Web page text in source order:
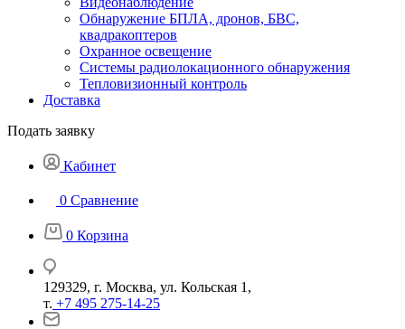
Обнаружение БПЛА, дронов, БВС,
квадракоптеров
Охранное освещение
Системы радиолокационного обнаружения
Тепловизионный контроль
Доставка
Подать заявку
Кабинет
0 Сравнение
0 Корзина
129329, г. Москва, ул. Кольская 1,
т. +7 495 275-14-25